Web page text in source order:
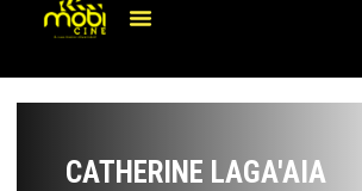
CATHERINE LAGA'AIA